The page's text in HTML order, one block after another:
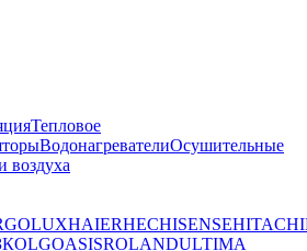
Тепловое
ВодонагревателиОсушительные
воздуха
HAIERHECHISENSEHITACHI
LGOASISROLANDULTIMA